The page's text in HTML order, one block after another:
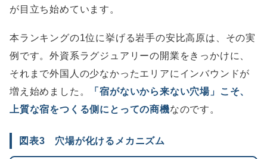
が目立ち始めています。
本ランキングの1位に挙げる岩手の安比高原は、その実
例です。外資系ラグジュアリーの開業をきっかけに、
それまで外国人の少なかったエリアにインバウンドが
増え始めました。
「宿がないから来ない穴場」こそ、
上質な宿をつくる側にとっての商機なのです。
図表3 穴場が化けるメカニズム